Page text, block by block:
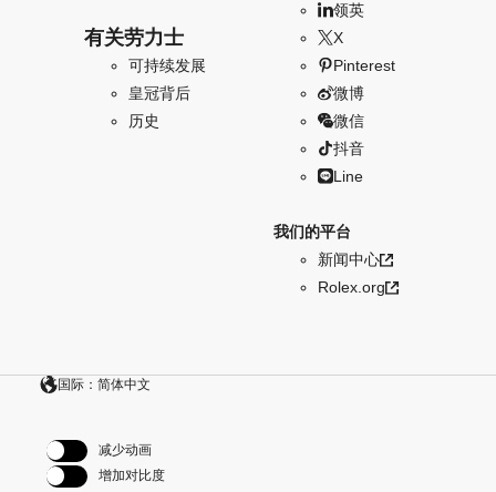
有关劳力士
可持续发展
皇冠背后
历史
领英
X
Pinterest
微博
微信
抖音
Line
我们的平台
新闻中心
Rolex.org
国际：简体中文
减少动画
增加对比度